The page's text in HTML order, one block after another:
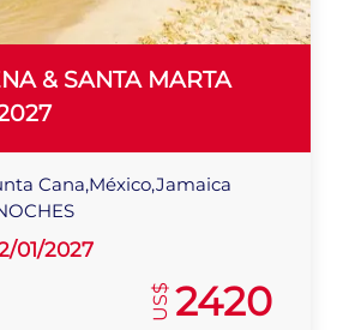
& SANTA MARTA
Cana,México,Jamaica
01/2027
US$2420